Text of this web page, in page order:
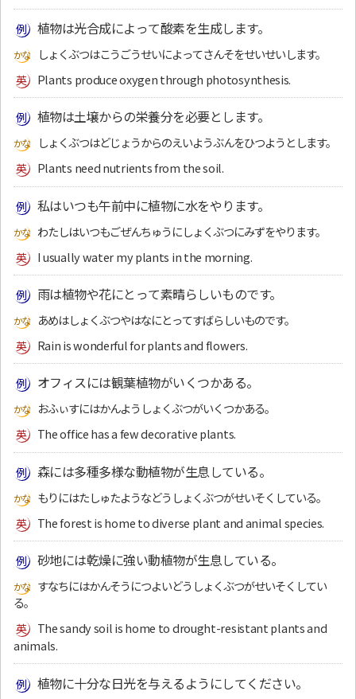
植物は光合成によって酸素を生成します。
しょくぶつはこうごうせいによってさんそをせいせいします。
Plants produce oxygen through photosynthesis.
植物は土壌からの栄養分を必要とします。
しょくぶつはどじょうからのえいようぶんをひつようとします。
Plants need nutrients from the soil.
私はいつも午前中に植物に水をやります。
わたしはいつもごぜんちゅうにしょくぶつにみずをやります。
I usually water my plants in the morning.
雨は植物や花にとって素晴らしいものです。
あめはしょくぶつやはなにとってすばらしいものです。
Rain is wonderful for plants and flowers.
オフィスには観葉植物がいくつかある。
おふぃすにはかんようしょくぶつがいくつかある。
The office has a few decorative plants.
森には多種多様な動植物が生息している。
もりにはたしゅたようなどうしょくぶつがせいそくしている。
The forest is home to diverse plant and animal species.
砂地には乾燥に強い動植物が生息している。
すなちにはかんそうにつよいどうしょくぶつがせいそくしてい
る。
The sandy soil is home to drought-resistant plants and
animals.
植物に十分な日光を与えるようにしてください。